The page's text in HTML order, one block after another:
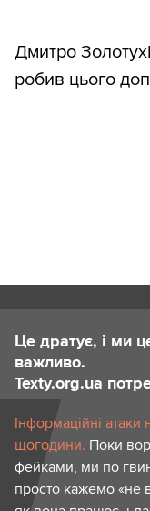
Дмитро
робив цього
Це дратує, і ми
важливо.
Texty.org.ua
Інформаційні
щогодини. Поки
фейками, ми по
просто кажемо «не